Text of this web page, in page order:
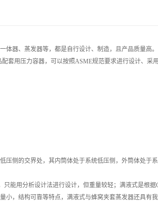
器、蒸发器等，都是自行设计、制造，且产品质量高。
套用压力容器，可以按照ASME规范要求进行设计、采
侧的交界处，其内筒体处于系统低压侧，外筒体处于系
能用分析设计法进行设计，但重量较轻；满液式是根据
，结构可靠等特点，满液式与蜂窝夹套蒸发器还具有